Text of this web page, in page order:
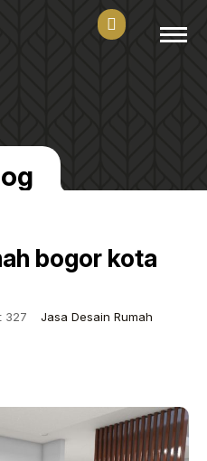
bogor kota
327 Jasa Desain Rumah